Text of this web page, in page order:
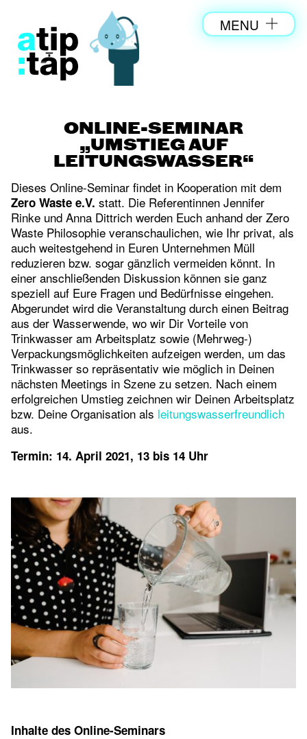
MENU
ONLINE-SEMINAR
„UMSTIEG AUF
LEITUNGSWASSER“
Dieses Online-Seminar findet in Kooperation mit dem
Zero Waste e.V. statt. Die Referentinnen Jennifer
Rinke und Anna Dittrich werden Euch anhand der Zero
Waste Philosophie veranschaulichen, wie Ihr privat, als
auch weitestgehend in Euren Unternehmen Müll
reduzieren bzw. sogar gänzlich vermeiden könnt. In
einer anschließenden Diskussion können sie ganz
speziell auf Eure Fragen und Bedürfnisse eingehen.
Abgerundet wird die Veranstaltung durch einen Beitrag
aus der Wasserwende, wo wir Dir Vorteile von
Trinkwasser am Arbeitsplatz sowie (Mehrweg-)
Verpackungsmöglichkeiten aufzeigen werden, um das
Trinkwasser so repräsentativ wie möglich in Deinen
nächsten Meetings in Szene zu setzen. Nach einem
erfolgreichen Umstieg zeichnen wir Deinen Arbeitsplatz
bzw. Deine Organisation als leitungswasserfreundlich
aus.
Termin: 14. April 2021, 13 bis 14 Uhr
Inhalte des Online-Seminars